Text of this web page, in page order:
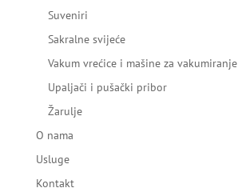
Suveniri
Sakralne svijeće
Vakum vrećice i mašine za vakumiranje
Upaljači i pušački pribor
Žarulje
O nama
Usluge
Kontakt